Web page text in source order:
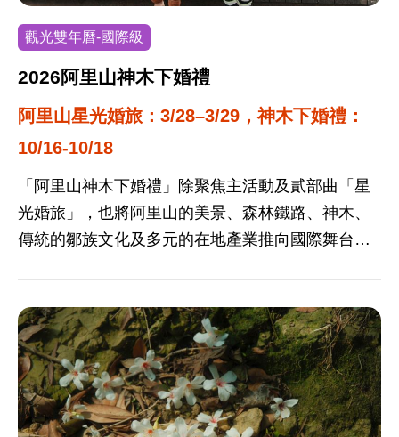
欣賞北竿的海岸、聚落及賞鷗。 大坵生態步道全長
約1-2個小時，夏天天氣較熱，請準備茶水及防曬遮
裡」乘涼（梅花鹿也怕熱啦！），請小心輕聲地在
林間尋鹿吧！
觀光雙年曆-國際級
2026阿里山神木下婚禮
阿里山星光婚旅：3/28–3/29，神木下婚禮：
10/16-10/18
「阿里山神木下婚禮」除聚焦主活動及貳部曲「星
光婚旅」，也將阿里山的美景、森林鐵路、神木、
傳統的鄒族文化及多元的在地產業推向國際舞台，